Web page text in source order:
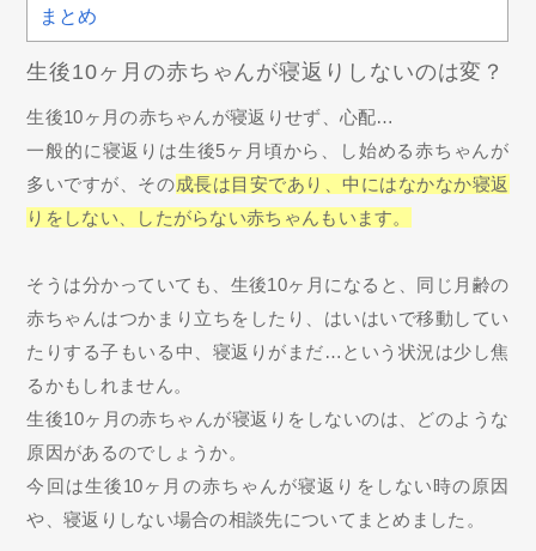
まとめ
生後10ヶ月の赤ちゃんが寝返りしないのは変？
生後10ヶ月の赤ちゃんが寝返りせず、心配…
一般的に寝返りは生後5ヶ月頃から、し始める赤ちゃんが
多いですが、その成長は目安であり、中にはなかなか寝返
りをしない、したがらない赤ちゃんもいます。
そうは分かっていても、生後10ヶ月になると、同じ月齢の
赤ちゃんはつかまり立ちをしたり、はいはいで移動してい
たりする子もいる中、寝返りがまだ…という状況は少し焦
るかもしれません。
生後10ヶ月の赤ちゃんが寝返りをしないのは、どのような
原因があるのでしょうか。
今回は生後10ヶ月の赤ちゃんが寝返りをしない時の原因
や、寝返りしない場合の相談先についてまとめました。